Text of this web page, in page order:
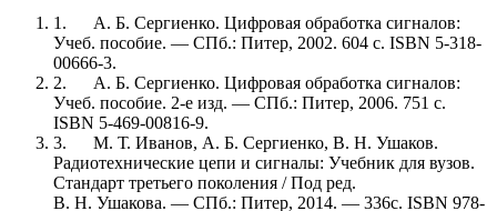
1.
А. Б. Сергиенко. Цифровая обработка сигналов:
Учеб. пособие. — СПб.: Питер, 2002. 604 с. ISBN 5-318-
00666-3.
2.
А. Б. Сергиенко. Цифровая обработка сигналов:
Учеб. пособие. 2-е изд. — СПб.: Питер, 2006. 751 с.
ISBN 5-469-00816-9.
3.
М. Т. Иванов, А. Б. Сергиенко, В. Н. Ушаков.
Радиотехнические цепи и сигналы: Учебник для вузов.
Стандарт третьего поколения / Под ред.
В. Н. Ушакова. — СПб.: Питер, 2014. — 336с. ISBN 978-